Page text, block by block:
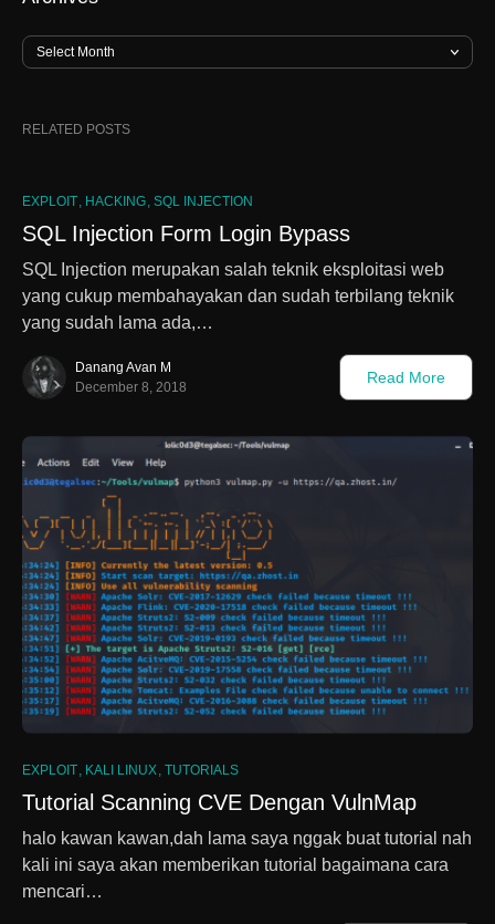
RELATED POSTS
EXPLOIT HACKING SQL INJECTION
SQL Injection Form Login Bypass
SQL Injection merupakan salah teknik eksploitasi web
yang cukup membahayakan dan sudah terbilang teknik
yang sudah lama ada,…
Danang Avan M
December 8, 2018
Read More
EXPLOIT KALI LINUX TUTORIALS
Tutorial Scanning CVE Dengan VulnMap
halo kawan kawan,dah lama saya nggak buat tutorial nah
kali ini saya akan memberikan tutorial bagaimana cara
mencari…